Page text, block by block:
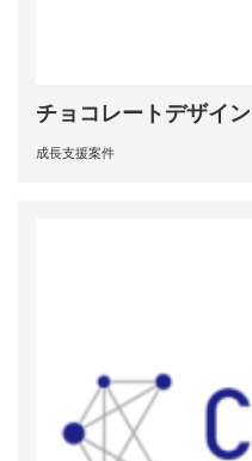
チョコレートデザイン
成長支援案件